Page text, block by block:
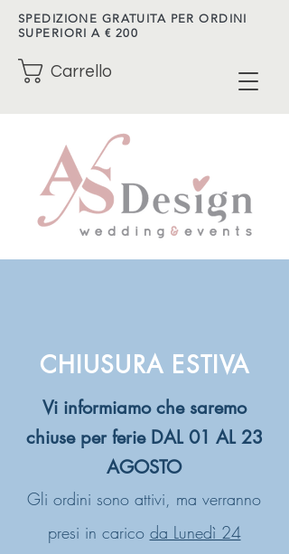
SPEDIZIONE GRATUITA PER ORDINI
SUPERIORI A € 200
Carrello
CHIUSURA ESTIVA
Vi informiamo che saremo
chiuse per ferie DAL 01 AL 23
AGOSTO
Gli ordini sono attivi, ma verranno
presi in carico da Lunedì 24